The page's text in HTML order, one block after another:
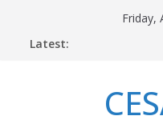
Friday,
Latest: